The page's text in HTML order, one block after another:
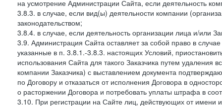
на усмотрение Администрации Сайта, если деятельность
3.8.3. в случае, если вид(ы) деятельности компании
законодательством;
3.8.4. в случае, если деятельность организации лица и/или
3.9. Администрация Сайта оставляет за собой право в
указанные в п. 3.8.1.-3.8.3. настоящих Условий,
использования Сайта для такого Заказчика путем
компании Заказчика) с выставлением документа
по Договору и отказаться от исполнения Договора в
о расторжении Договора и потребовать уплаты штрафа в
3.10. При регистрации на Сайте лиц, действующих от имени